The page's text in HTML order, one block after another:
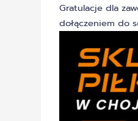
Gratulacje dla
dołączeniem do